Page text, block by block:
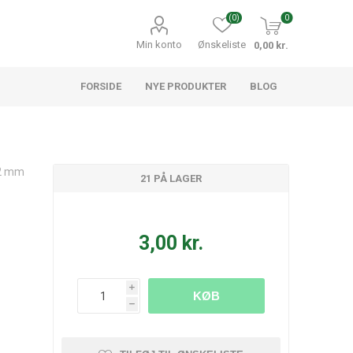
Min konto Ønskeliste
(0) 0
0,00 kr.
FORSIDE NYE PRODUKTER BLOG
mm
21 PÅ LAGER
3,00 kr.
i
h
KØB